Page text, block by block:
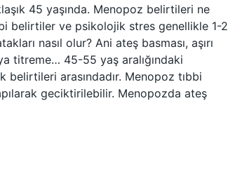
45 yaşında. Menopoz belirtileri ne
belirtiler ve psikolojik stres genellikle 1-2
nasıl olur? Ani ateş basması, aşırı
titreme… 45-55 yaş aralığındaki
arasındadır. Menopoz tıbbi
geciktirilebilir. Menopozda ateş